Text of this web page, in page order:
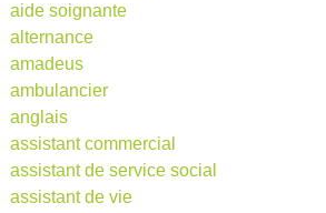
aide soignante
alternance
amadeus
ambulancier
anglais
assistant commercial
assistant de service social
assistant de vie